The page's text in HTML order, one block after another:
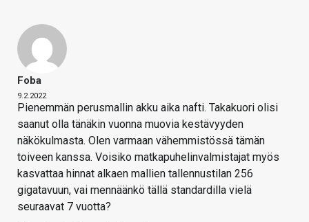
Foba
9.2.2022
Pienemmän perusmallin akku aika nafti. Takakuori olisi
saanut olla tänäkin vuonna muovia kestävyyden
näkökulmasta. Olen varmaan vähemmistössä tämän
toiveen kanssa. Voisiko matkapuhelinvalmistajat myös
kasvattaa hinnat alkaen mallien tallennustilan 256
gigatavuun, vai mennäänkö tällä standardilla vielä
seuraavat 7 vuotta?